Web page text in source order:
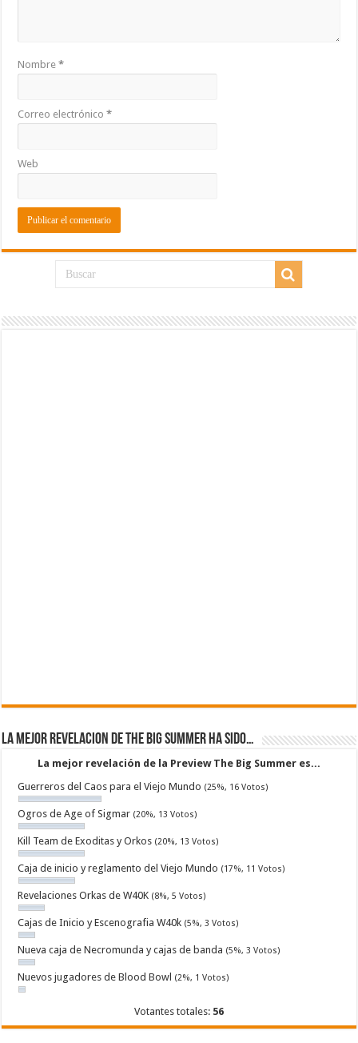
Nombre*
Correo electrónico*
Web
La mejor revelacion de The Big Summer ha sido…
La mejor revelación de la Preview The Big Summer es...
Guerreros del Caos para el Viejo Mundo (25%, 16 Votos)
Ogros de Age of Sigmar (20%, 13 Votos)
Kill Team de Exoditas y Orkos (20%, 13 Votos)
Caja de inicio y reglamento del Viejo Mundo (17%, 11 Votos)
Revelaciones Orkas de W40K (8%, 5 Votos)
Cajas de Inicio y Escenografia W40k (5%, 3 Votos)
Nueva caja de Necromunda y cajas de banda (5%, 3 Votos)
Nuevos jugadores de Blood Bowl (2%, 1 Votos)
Votantes totales: 56